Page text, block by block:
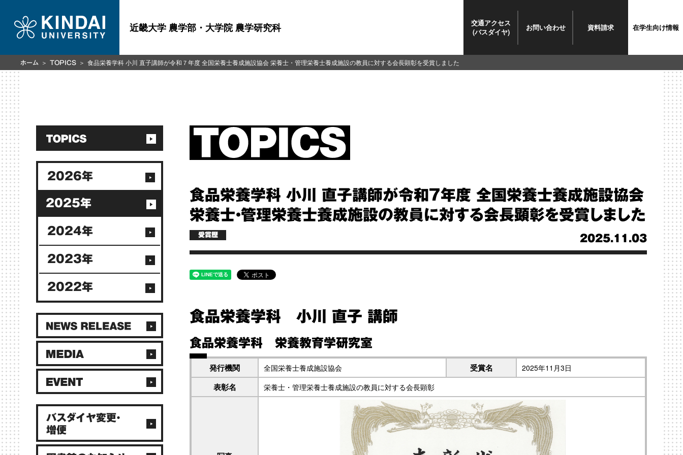
近畿大学 農学部・大学院 農学研究科 交通アクセス
(バスダイヤ)
お問い合わせ 資料請求 在学生向け情報
ホーム TOPICS 食品栄養学科 小川 直子講師が令和７年度 全国栄養士養成施設協会 栄養士・管理栄養士養成施設の教員に対する会長顕彰を受賞しました
食品栄養学科 小川 直子講師が令和７年度 全国栄養士養成施設協会
栄養士・管理栄養士養成施設の教員に対する会長顕彰を受賞しました
2025.11.03
受賞歴
食品栄養学科 小川 直子 講師
食品栄養学科 栄養教育学研究室
発行機関 全国栄養士養成施設協会 受賞名 2025年11月3日
表彰名 栄養士・管理栄養士養成施設の教員に対する会長顕彰
2026年
2025年
2024年
2023年
2022年
バスダイヤ変更・
増便